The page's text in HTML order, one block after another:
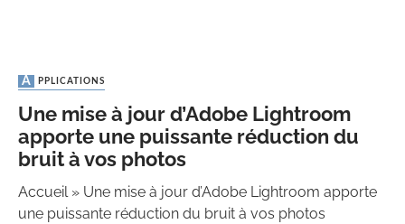
APPLICATIONS
Une mise à jour d’Adobe Lightroom
apporte une puissante réduction du
bruit à vos photos
Accueil» Une mise à jour d’Adobe Lightroom apporte
une puissante réduction du bruit à vos photos